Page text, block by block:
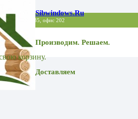
Советская 35, офис 202
Sibwindows.ru
Производим. Решаем.
Доставляем
корзину.